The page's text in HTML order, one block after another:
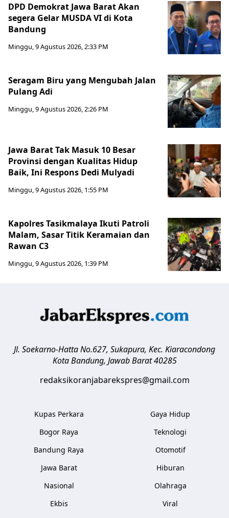
DPD Demokrat Jawa Barat Akan
segera Gelar MUSDA VI di Kota
Bandung
Minggu, 9 Agustus 2026, 2:33 PM
Seragam Biru yang Mengubah Jalan
Pulang Adi
Minggu, 9 Agustus 2026, 2:26 PM
Jawa Barat Tak Masuk 10 Besar
Provinsi dengan Kualitas Hidup
Baik, Ini Respons Dedi Mulyadi
Minggu, 9 Agustus 2026, 1:55 PM
Kapolres Tasikmalaya Ikuti Patroli
Malam, Sasar Titik Keramaian dan
Rawan C3
Minggu, 9 Agustus 2026, 1:39 PM
Jl. Soekarno-Hatta No.627, Sukapura, Kec. Kiaracondong
Kota Bandung, Jawab Barat 40285
redaksikoranjabarekspres@gmail.com
Kupas Perkara
Bogor Raya
Bandung Raya
Jawa Barat
Nasional
Ekbis
Gaya Hidup
Teknologi
Otomotif
Hiburan
Olahraga
Viral